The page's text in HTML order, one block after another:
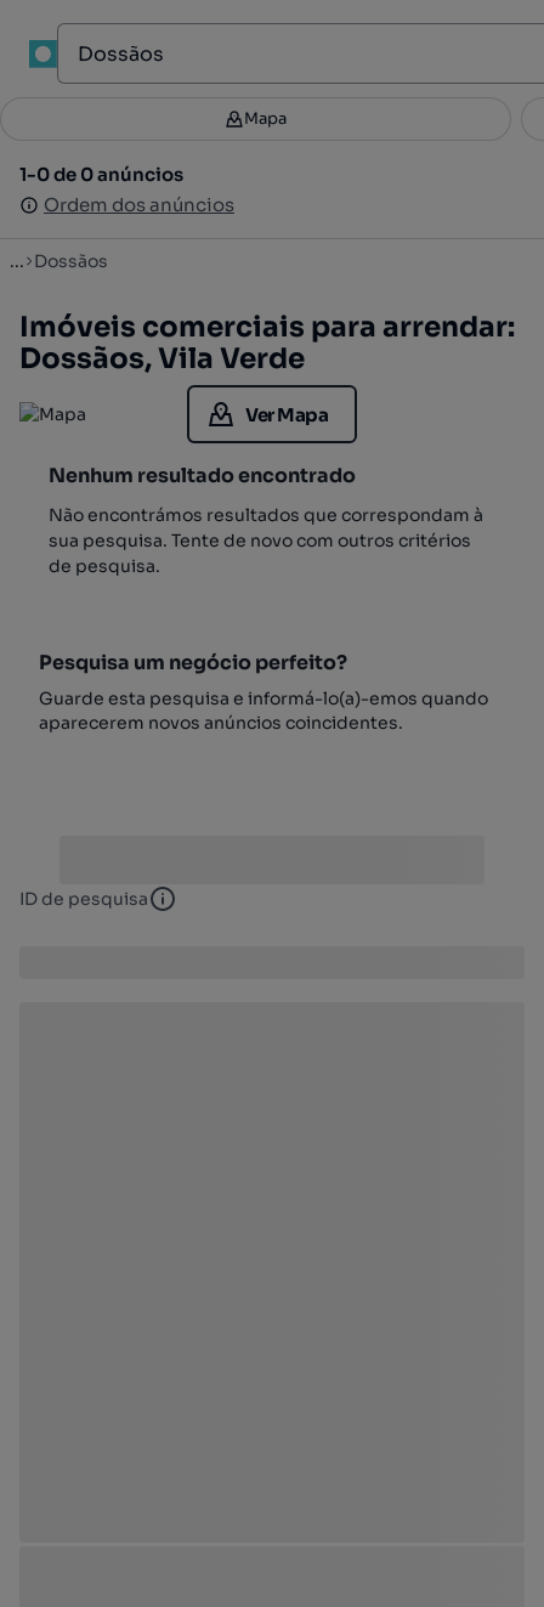
Filtros 3
1-0 de 0 anúncios
Ordem dos anúncios
Mapa
1-0 de 0 anúncios
Ordem dos anúncios
... Dossãos
Imóveis comerciais para arrendar:
Dossãos, Vila Verde
Ver Mapa
Nenhum resultado encontrado
Não encontrámos resultados que correspondam à
sua pesquisa. Tente de novo com outros critérios
de pesquisa.
Pesquisa um negócio perfeito?
Guarde esta pesquisa e informá-lo(a)-emos quando
aparecerem novos anúncios coincidentes.
ID de pesquisa ID de pesquisa